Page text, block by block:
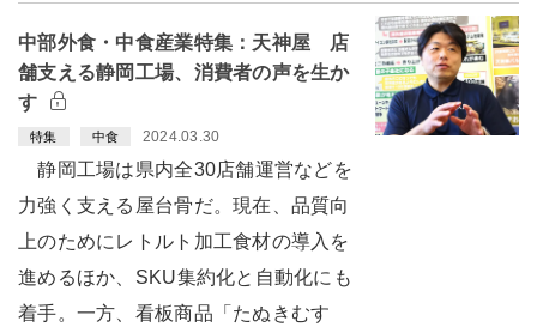
中部外食・中食産業特集：天神屋 店
舗支える静岡工場、消費者の声を生か
す
特集 中食 2024.03.30
静岡工場は県内全30店舗運営などを
力強く支える屋台骨だ。現在、品質向
上のためにレトルト加工食材の導入を
進めるほか、SKU集約化と自動化にも
着手。一方、看板商品「たぬきむす